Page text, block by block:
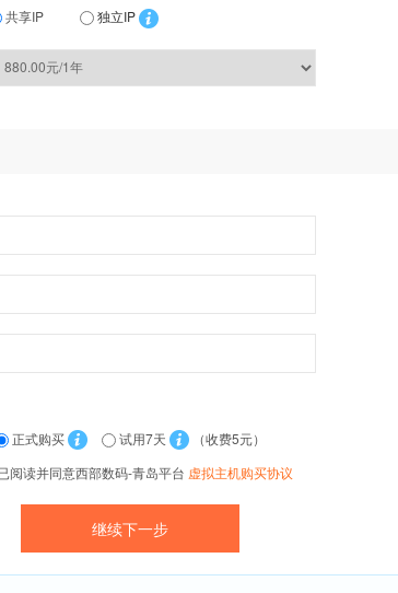
共享IP 独立IP
正式购买 试用7天
（收费5元）
阅读并同意西部数码-青岛平台 虚拟主机购买协议